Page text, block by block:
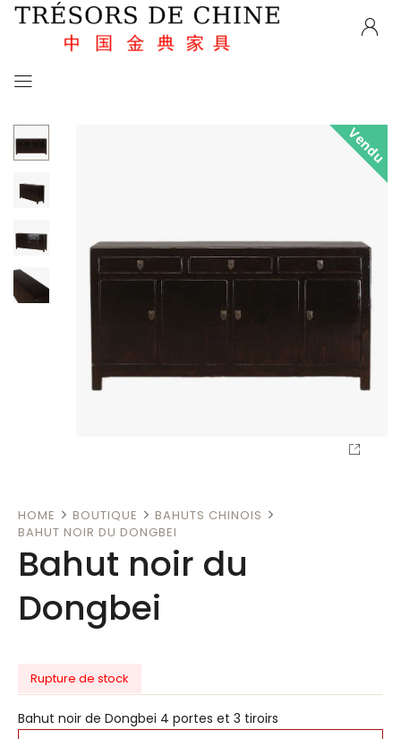
Vendu
HOME BOUTIQUE
BAHUTS CHINOIS
BAHUT NOIR DU DONGBEI
Bahut noir du
Dongbei
Rupture de stock
Bahut noir de Dongbei 4 portes et 3 tiroirs